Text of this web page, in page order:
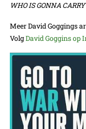
WHO IS GONNA
Meer David Goggings
VolgDavid Goggins op